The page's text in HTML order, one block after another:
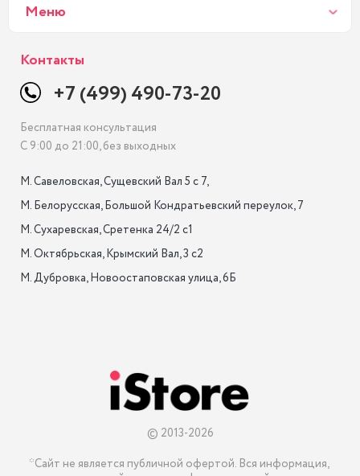
Меню
Контакты
+7 (499) 490-73-20
Бесплатная консультация
С 9:00 до 21:00, без выходных
М. Савеловская, Сущевский Вал 5 с 7,
М. Белорусская, Большой Кондратьевский переулок, 7
М. Сухаревская, Сретенка 24/2 с1
М. Октябрьская, Крымский Вал, 3 с2
М. Дубровка, Новоостаповская улица, 6Б
© 2013-2026
*Сайт не является публичной офертой. Вся информация,